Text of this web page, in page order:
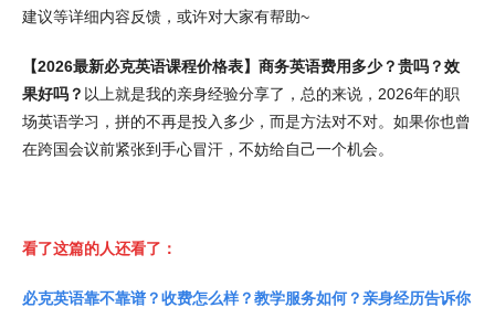
建议等详细内容反馈，或许对大家有帮助~
【2026最新必克英语课程价格表】商务英语费用多少？贵吗？效
果好吗？ 以上就是我的亲身经验分享了，总的来说，2026年的职
场英语学习，拼的不再是投入多少，而是方法对不对。如果你也曾
在跨国会议前紧张到手心冒汗，不妨给自己一个机会。
看了这篇的人还看了：
必克英语靠不靠谱？收费怎么样？教学服务如何？亲身经历告诉你